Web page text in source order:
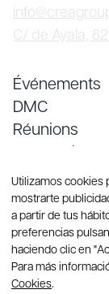
C/ de Ayala,
Événements
DMC
Réunions
Services
Utilizamos cookies
mostrarte
a partir de tus
preferencias
haciendo clic en
Para más
Cookies.